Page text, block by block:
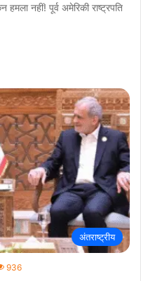
नहीं! पूर्व अमेरिकी राष्ट्रपति
अंतराष्ट्रीय
936